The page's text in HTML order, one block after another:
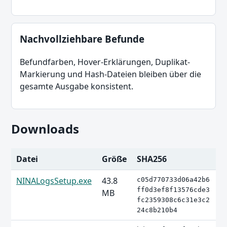
Nachvollziehbare Befunde
Befundfarben, Hover-Erklärungen, Duplikat-
Markierung und Hash-Dateien bleiben über die
gesamte Ausgabe konsistent.
Downloads
Datei Größe
SHA256
NINALogsSetup.exe
43.8
MB
c05d770733d06a42b6
ff0d3ef8f13576cde3
fc2359308c6c31e3c2
24c8b210b4